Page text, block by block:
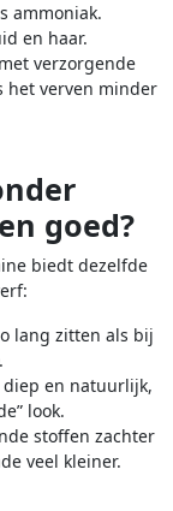
ammoniak.
en haar.
verzorgende
het verven minder
goed?
biedt dezelfde
lang zitten als bij
en natuurlijk,
look.
stoffen zachter
veel kleiner.